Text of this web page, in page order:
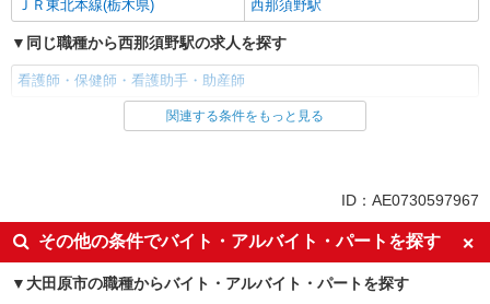
ＪＲ東北本線(栃木県) 西那須野駅
同じ職種から西那須野駅の求人を探す
看護師・保健師・看護助手・助産師
同じ雇用形態から西那須野駅の求人を探す
入社日応相談
未経験歓迎
経験者・有資格者歓迎
新卒・第二新卒歓迎
女性活躍中
主婦・主夫歓迎
関連する条件をもっと見る
ID：AE0730597967
その他の条件でバイト・アルバイト・パートを探す
大田原市の職種からバイト・アルバイト・パートを探す